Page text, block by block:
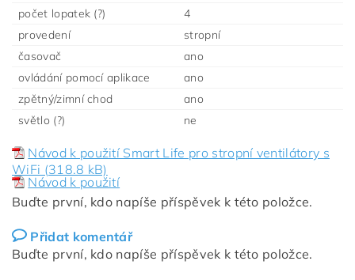
počet lopatek (?)
4
provedení
stropní
časovač
ano
ovládání pomocí aplikace
ano
zpětný/zimní chod
ano
světlo (?)
ne
Návod k použití Smart Life pro stropní ventilátory s
WiFi (318.8 kB)
Návod k použití
Buďte první, kdo napíše příspěvek k této položce.
Přidat komentář
Buďte první, kdo napíše příspěvek k této položce.